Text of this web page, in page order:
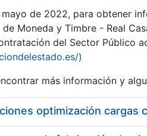
de 2022, para obtener
Moneda y Timbre - Real
del Sector Público
)
más información y
optimización cargas